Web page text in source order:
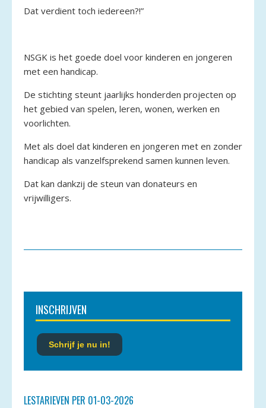
Dat verdient toch iedereen?!”
NSGK is het goede doel voor kinderen en jongeren
met een handicap.
De stichting steunt jaarlijks honderden projecten op
het gebied van spelen, leren, wonen, werken en
voorlichten.
Met als doel dat kinderen en jongeren met en zonder
handicap als vanzelfsprekend samen kunnen leven.
Dat kan dankzij de steun van donateurs en
vrijwilligers.
INSCHRIJVEN
Schrijf je nu in!
LESTARIEVEN PER 01-03-2026